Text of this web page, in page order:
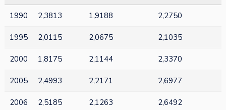
1990 2,3813 1,9188 2,2750
1995 2,0115 2,0675 2,1035
2000 1,8175 2,1144 2,3370
2005 2,4993 2,2171 2,6977
2006 2,5185 2,1263 2,6492